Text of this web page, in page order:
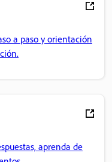
a paso y orientación
aprenda de